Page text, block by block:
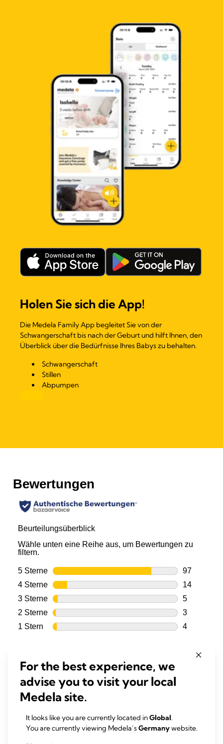
Holen Sie sich die App!
Die Medela Family App begleitet Sie von der
Schwangerschaft bis nach der Geburt und hilft Ihnen, den
Überblick über die Bedürfnisse Ihres Babys zu behalten.
Schwangerschaft
Stillen
Abpumpen
For the best experience, we
advise you to visit your local
Medela site.
It looks like you are currently located inGlobal.
You are currently viewing Medela’sGermanywebsite.